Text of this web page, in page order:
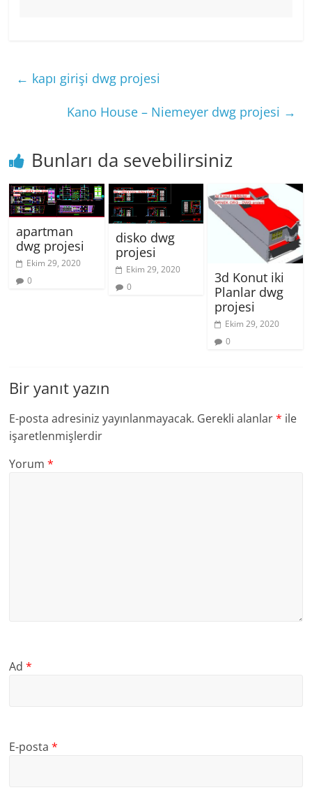
← kapı girişi dwg projesi
Kano House – Niemeyer dwg projesi →
Bunları da sevebilirsiniz
apartman
dwg projesi
Ekim 29, 2020
0
disko dwg
projesi
Ekim 29, 2020
0
3d Konut iki
Planlar dwg
projesi
Ekim 29, 2020
0
Bir yanıt yazın
E-posta adresiniz yayınlanmayacak. Gerekli alanlar* ile
işaretlenmişlerdir
Yorum*
Ad*
E-posta*